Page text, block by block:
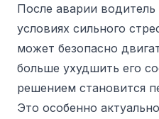
После аварии
условиях сильного
может безопасно
больше ухудшить его
решением становится
Это особенно